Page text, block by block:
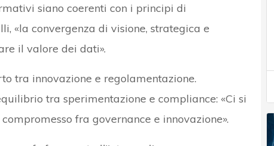
siano coerenti con i principi di
«la convergenza di visione, strategica e
il valore dei dati».
tra innovazione e regolamentazione.
tra sperimentazione e compliance: «Ci si
fra governance e innovazione».